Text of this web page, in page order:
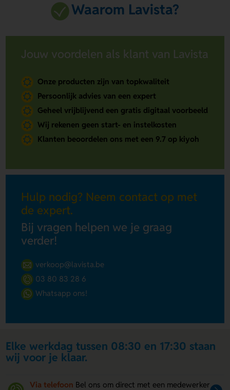
Waarom Lavista?
Jouw voordelen als klant van Lavista
Onze producten zijn van topkwaliteit
Persoonlijk advies van een expert
Geheel vrijblijvend een gratis digitaal voorbeeld
Wij rekenen geen start- en instelkosten
Klanten beoordelen ons met een 9.7 op kiyoh
Hulp nodig? Neem contact op met
de expert.
Bij vragen helpen we je graag
verder!
verkoop@lavista.be
03 80 83 28 6
Whatsapp ons!
Elke werkdag tussen 08:30 en 17:30 staan
wij voor je klaar.
Via telefoon Bel ons om direct met een medewerker